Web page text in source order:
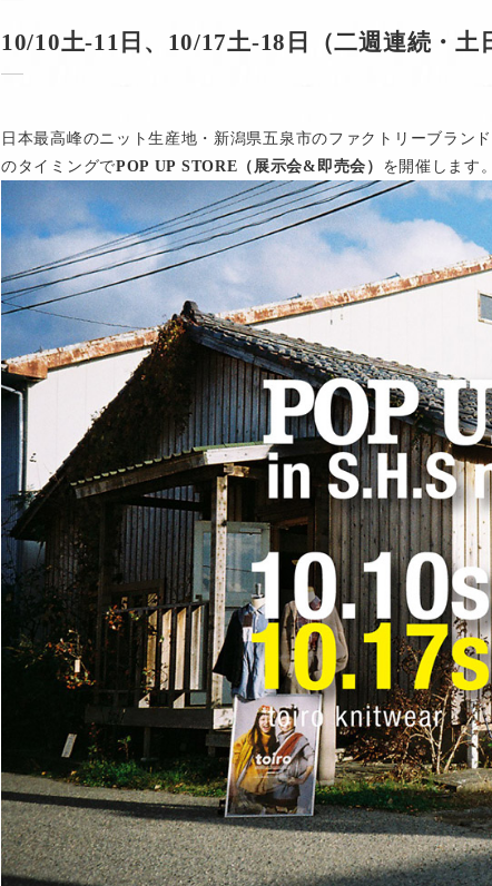
10/10土-11日、10/17土-18日（二週連続・土
日本最高峰のニット生産地・新潟県五泉市のファクトリーブラン
のタイミングでPOP UP STORE（展示会&即売会） を開催します。